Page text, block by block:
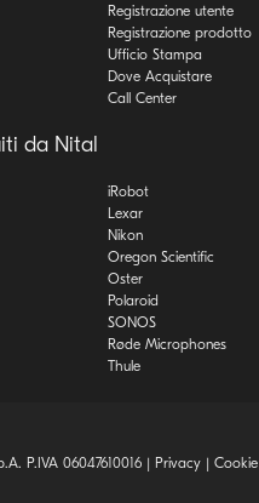
Registrazione utente
Registrazione prodotto
Ufficio Stampa
Dove Acquistare
Call Center
da Nital
iRobot
Lexar
Nikon
Oregon Scientific
Oster
Polaroid
SONOS
Røde Microphones
Thule
P.IVA 06047610016 | Privacy | Cookie